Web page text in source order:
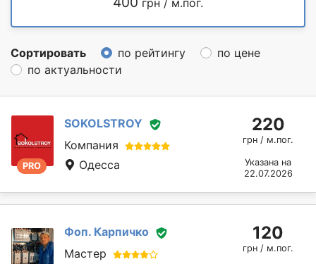
Сортировать по рейтингу
по цене
по актуальности
PRO
SOKOLSTROY
Компания
Одесса
220
грн / м.пог.
Указана на
22.07.2026
Фоп. Карпичко
Мастер
120
грн / м.пог.